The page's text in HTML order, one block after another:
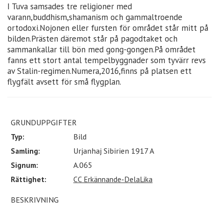
I Tuva samsades tre religioner med
varann,buddhism,shamanism och gammaltroende
ortodoxi.Nojonen eller fursten för området står mitt på
bilden.Prästen däremot står på pagodtaket och
sammankallar till bön med gong-gongen.På området
fanns ett stort antal tempelbyggnader som tyvärr revs
av Stalin-regimen.Numera,2016,finns på platsen ett
flygfält avsett för små flygplan.
GRUNDUPPGIFTER
Typ:
Bild
Samling:
Urjanhaj Sibirien 1917 A
Signum:
A.065
Rättighet:
CC Erkännande-DelaLika
BESKRIVNING